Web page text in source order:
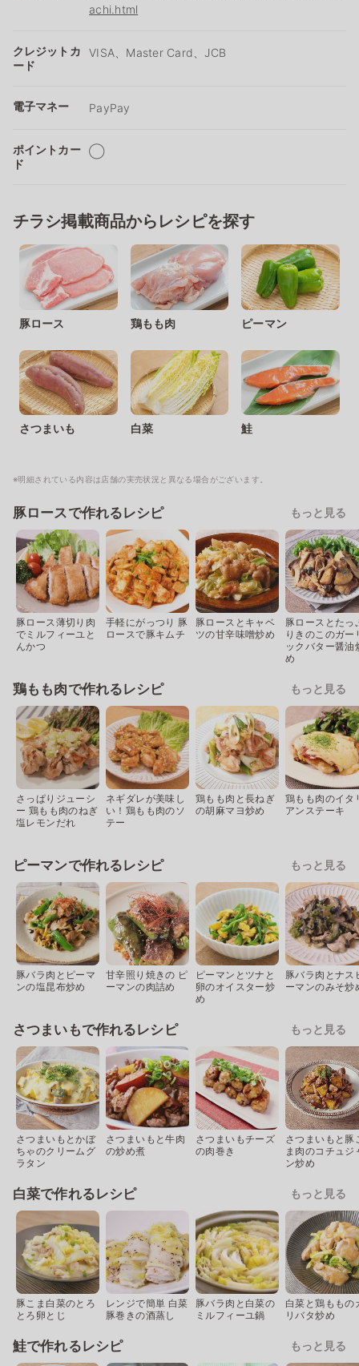
achi.html
クレジットカ
ード
VISA、Master Card、JCB
電子マネー PayPay
ポイントカー
ド
◯
チラシ掲載商品からレシピを探す
豚ロース 鶏もも肉 ピーマン
さつまいも 白菜 鮭
※明細されている内容は店舗の実売状況と異なる場合がございます。
豚ロースで作れるレシピ もっと見る
豚ロース薄切り肉
でミルフィーユと
んかつ
手軽にがっつり 豚
ロースで豚キムチ
豚ロースとキャベ
ツの甘辛味噌炒め
豚ロースとたっ
りきのこのガー
ックバター醤油
め
鶏もも肉で作れるレシピ もっと見る
さっぱりジューシ
ー 鶏もも肉のねぎ
塩レモンだれ
ネギダレが美味し
い！鶏もも肉のソ
テー
鶏もも肉と長ねぎ
の胡麻マヨ炒め
鶏もも肉のイタ
アンステーキ
ピーマンで作れるレシピ もっと見る
豚バラ肉とピーマ
ンの塩昆布炒め
甘辛照り焼きの ピ
ーマンの肉詰め
ピーマンとツナと
卵のオイスター炒
め
豚バラ肉とナス
ーマンのみそ炒
さつまいもで作れるレシピ もっと見る
さつまいもとかぼ
ちゃのクリームグ
ラタン
さつまいもと牛肉
の炒め煮
さつまいもチーズ
の肉巻き
さつまいもと豚
ま肉のコチュジ
ン炒め
白菜で作れるレシピ もっと見る
豚こま白菜のとろ
とろ卵とじ
レンジで簡単 白菜
豚巻きの酒蒸し
豚バラ肉と白菜の
ミルフィーユ鍋
白菜と鶏ももの
リバタ炒め
鮭で作れるレシピ もっと見る